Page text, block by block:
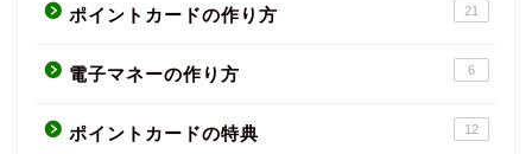
ポイントカードの作り方 21
電子マネーの作り方 6
ポイントカードの特典 12